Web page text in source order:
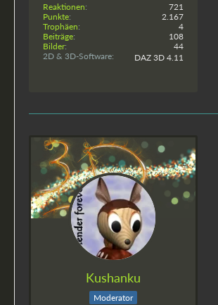
Reaktionen
721
Punkte
2.167
Trophäen
4
Beiträge
108
Bilder
44
2D & 3D-Software
DAZ 3D 4.11
Kushanku
Moderator